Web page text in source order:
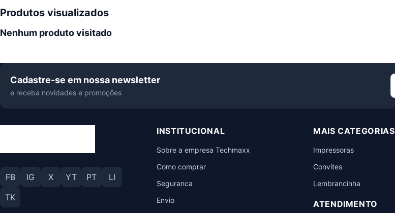
Produtos visualizados
Nenhum produto visitado
Cadastre-se em nossa newsletter
e receba novidades e promoções
FB IG X YT PT
LI
TK
INSTITUCIONAL
Sobre a empresa Techmaxx
Como comprar
Seguranca
Envio
MAIS CATEGORIAS
Impressoras
Convites
Lembrancinha
ATENDIMENTO